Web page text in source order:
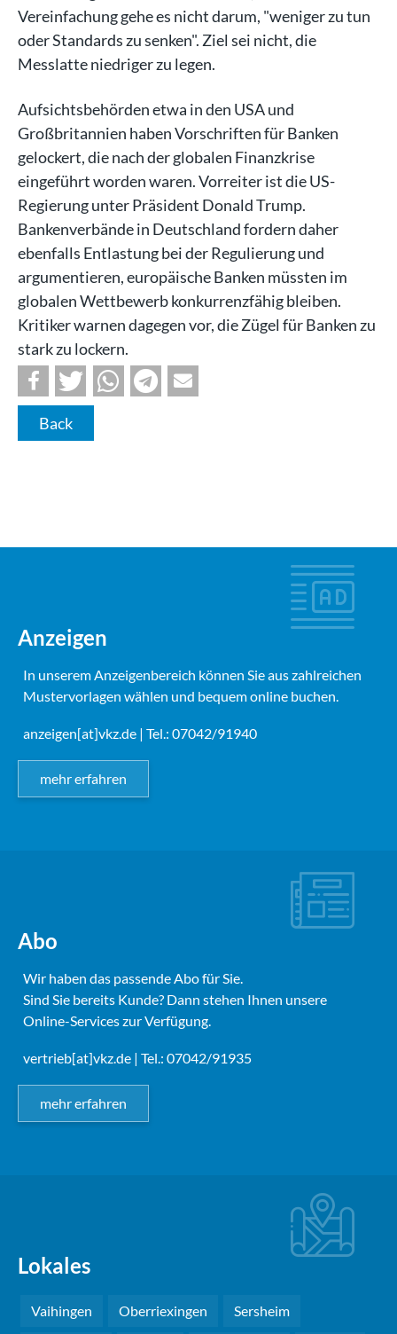
Vereinfachung gehe es nicht darum, "weniger zu tun
oder Standards zu senken". Ziel sei nicht, die
Messlatte niedriger zu legen.
Aufsichtsbehörden etwa in den USA und
Großbritannien haben Vorschriften für Banken
gelockert, die nach der globalen Finanzkrise
eingeführt worden waren. Vorreiter ist die US-
Regierung unter Präsident Donald Trump.
Bankenverbände in Deutschland fordern daher
ebenfalls Entlastung bei der Regulierung und
argumentieren, europäische Banken müssten im
globalen Wettbewerb konkurrenzfähig bleiben.
Kritiker warnen dagegen vor, die Zügel für Banken zu
stark zu lockern.
Back
Anzeigen
In unserem Anzeigenbereich können Sie aus zahlreichen
Mustervorlagen wählen und bequem online buchen.
anzeigen[at]vkz.de | Tel.: 07042/91940
mehr erfahren
Abo
Wir haben das passende Abo für Sie.
Sind Sie bereits Kunde? Dann stehen Ihnen unsere
Online-Services zur Verfügung.
vertrieb[at]vkz.de | Tel.: 07042/91935
mehr erfahren
Lokales
Vaihingen Oberriexingen Sersheim